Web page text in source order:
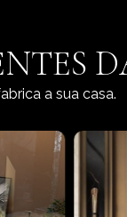
a sua casa.